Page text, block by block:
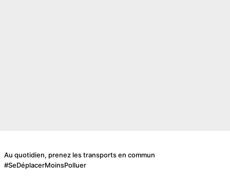
Au quotidien, prenez les transports en commun
#SeDéplacerMoinsPolluer